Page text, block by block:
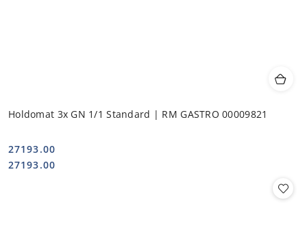
Holdomat 3x GN 1/1 Standard | RM GASTRO 00009821
Cena:
27193.00
Cena:
27193.00